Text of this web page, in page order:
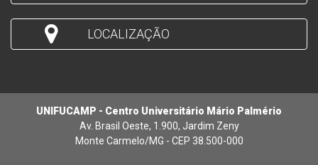
LOCALIZAÇÃO
UNIFUCAMP - Centro Universitário Mário Palmério
Av. Brasil Oeste, 1.900, Jardim Zeny
Monte Carmelo/MG - CEP 38.500-000